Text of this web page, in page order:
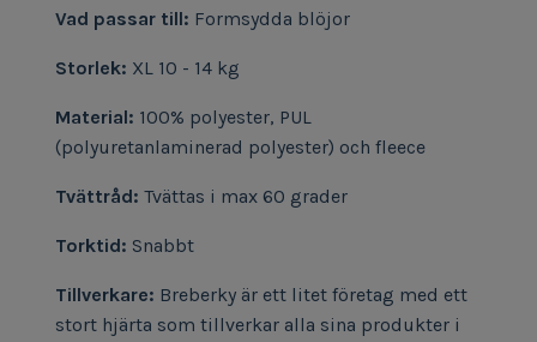
Vad passar till: Formsydda blöjor
Storlek: XL 10 - 14 kg
Material: 100% polyester, PUL
(polyuretanlaminerad polyester) och fleece
Tvättråd: Tvättas i max 60 grader
Torktid: Snabbt
Tillverkare: Breberky är ett litet företag med ett
stort hjärta som tillverkar alla sina produkter i